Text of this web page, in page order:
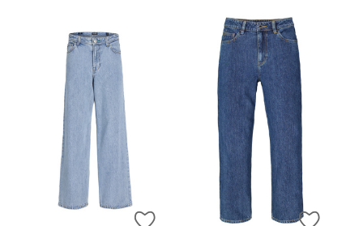
ZUR WUNSCHLISTE HINZUFÜGEN
ZUR